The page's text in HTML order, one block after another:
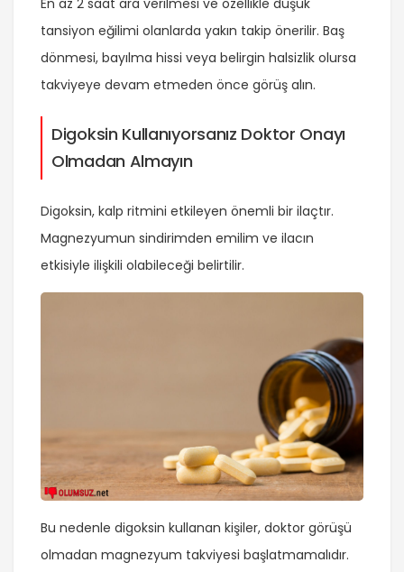
En az 2 saat ara verilmesi ve özellikle düşük
tansiyon eğilimi olanlarda yakın takip önerilir. Baş
dönmesi, bayılma hissi veya belirgin halsizlik olursa
takviyeye devam etmeden önce görüş alın.
Digoksin Kullanıyorsanız Doktor Onayı
Olmadan Almayın
Digoksin, kalp ritmini etkileyen önemli bir ilaçtır.
Magnezyumun sindirimden emilim ve ilacın
etkisiyle ilişkili olabileceği belirtilir.
Bu nedenle digoksin kullanan kişiler, doktor görüşü
olmadan magnezyum takviyesi başlatmamalıdır.